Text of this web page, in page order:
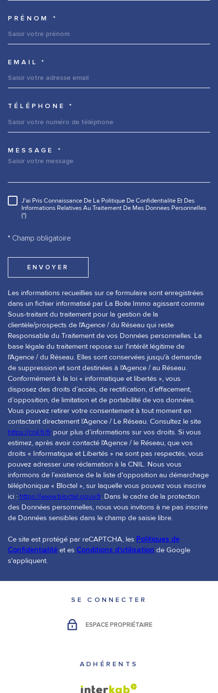
PRÉNOM *
EMAIL *
TÉLÉPHONE *
TRAD_MELTEM_VOREDEMANDE
MESSAGE *
RÈGLEMENTATION
J'ai Pris Connaissance De La Politique De Confidentialité Et Des
Informations Relatives Au Traitement De Mes Données Personnelles
(*)
* Champ obligatoire
ENVOYER
Les informations recueillies sur ce formulaire sont enregistrées
dans un fichier informatisé par La Boite Immo agissant comme
Sous-traitant du traitement pour la gestion de la
clientèle/prospects de l'Agence / du Réseau qui reste
Responsable du Traitement de vos Données personnelles. La
base légale du traitement repose sur l'intérêt légitime de
l'Agence / du Réseau. Elles sont conservées jusqu'à demande
de suppression et sont destinées à l'Agence / au Réseau.
Conformément à la loi « informatique et libertés », vous
disposez des droits d’accès, de rectification, d’effacement,
d’opposition, de limitation et de portabilité de vos données.
Vous pouvez retirer votre consentement à tout moment en
contactant directement l’Agence / Le Réseau. Consultez le site
https://cnil.fr/fr pour plus d’informations sur vos droits. Si vous
estimez, après avoir contacté l'Agence / le Réseau, que vos
droits « Informatique et Libertés » ne sont pas respectés, vous
pouvez adresser une réclamation à la CNIL. Nous vous
informons de l’existence de la liste d'opposition au démarchage
téléphonique « Bloctel », sur laquelle vous pouvez vous inscrire
ici : https://www.bloctel.gouv.fr. Dans le cadre de la protection
des Données personnelles, nous vous invitons à ne pas inscrire
de Données sensibles dans le champ de saisie libre.
Ce site est protégé par reCAPTCHA, les Politiques de
Confidentialité et es Conditions d'utilisation de Google
s'appliquent.
SE CONNECTER
ESPACE PROPRIÉTAIRE
ADHÉRENTS